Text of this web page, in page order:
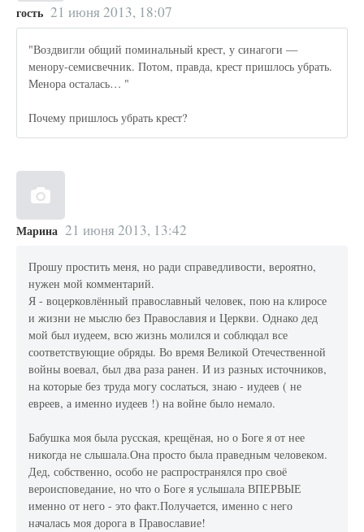
гость 21 июня 2013, 18:07
"Воздвигли общий поминальный крест, у синагоги —
менору-семисвечник. Потом, правда, крест пришлось убрать.
Менора осталась… "
Почему пришлось убрать крест?
Марина 21 июня 2013, 13:42
Прошу простить меня, но ради справедливости, вероятно,
нужен мой комментарий.
Я - воцерковлённый православный человек, пою на клиросе
и жизни не мыслю без Православия и Церкви. Однако дед
мой был иудеем, всю жизнь молился и соблюдал все
соответствующие обряды. Во время Великой Отечественной
войны воевал, был два раза ранен. И из разных источников,
на которые без труда могу сослаться, знаю - иудеев ( не
евреев, а именно иудеев !) на войне было немало.
Бабушка моя была русская, крещёная, но о Боге я от нее
никогда не слышала.Она просто была праведным человеком.
Дед, собственно, особо не распространялся про своё
вероисповедание, но что о Боге я услышала ВПЕРВЫЕ
именно от него - это факт.Получается, именно с него
началась моя дорога в Православие!